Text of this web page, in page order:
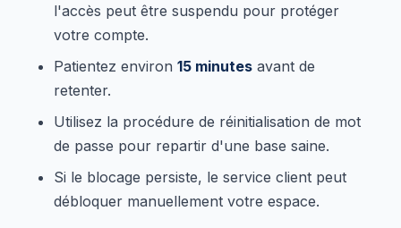
l'accès peut être suspendu pour protéger
votre compte.
Patientez environ 15 minutes avant de
retenter.
Utilisez la procédure de réinitialisation de mot
de passe pour repartir d'une base saine.
Si le blocage persiste, le service client peut
débloquer manuellement votre espace.